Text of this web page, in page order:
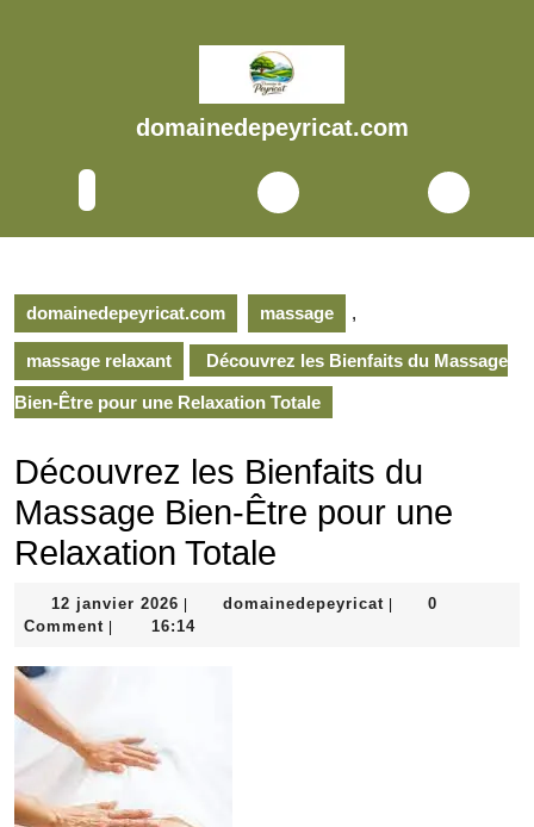
domainedepeyricat.com
domainedepeyricat.com massage ,
massage relaxant Découvrez les Bienfaits du Massage
Bien-Être pour une Relaxation Totale
Découvrez les Bienfaits du
Massage Bien-Être pour une
Relaxation Totale
12 janvier 2026 12
janvier
| domainedepeyricat |
0
Comment | 16:14